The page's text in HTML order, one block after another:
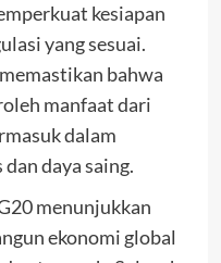
kesiapan
yang sesuai.
bahwa
manfaat dari
dalam
daya saing.
menunjukkan
ekonomi global